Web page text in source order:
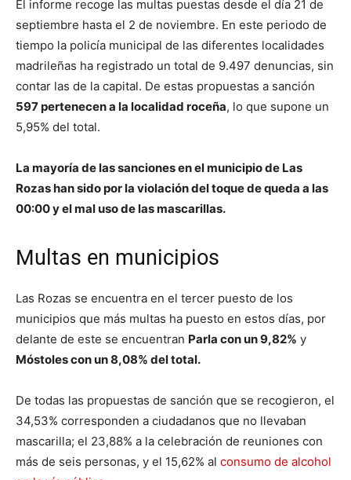
El informe recoge las multas puestas desde el día 21 de
septiembre hasta el 2 de noviembre. En este periodo de
tiempo la policía municipal de las diferentes localidades
madrileñas ha registrado un total de 9.497 denuncias, sin
contar las de la capital. De estas propuestas a sanción
597 pertenecen a la localidad roceña, lo que supone un
5,95% del total.
La mayoría de las sanciones en el municipio de Las
Rozas han sido por la violación del toque de queda a las
00:00 y el mal uso de las mascarillas.
Multas en municipios
Las Rozas se encuentra en el tercer puesto de los
municipios que más multas ha puesto en estos días, por
delante de este se encuentran Parla con un 9,82% y
Móstoles con un 8,08% del total.
De todas las propuestas de sanción que se recogieron, el
34,53% corresponden a ciudadanos que no llevaban
mascarilla; el 23,88% a la celebración de reuniones con
más de seis personas, y el 15,62% al consumo de alcohol